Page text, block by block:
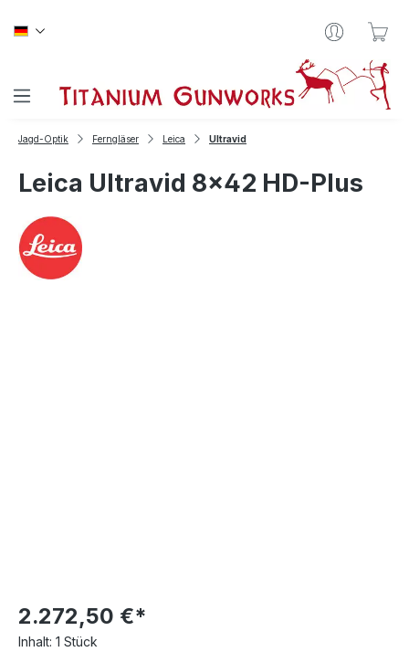
Jagd-Optik Ferngläser Leica Ultravid
Leica Ultravid 8x42 HD-Plus
2.272,50 €*
Inhalt: 1 Stück